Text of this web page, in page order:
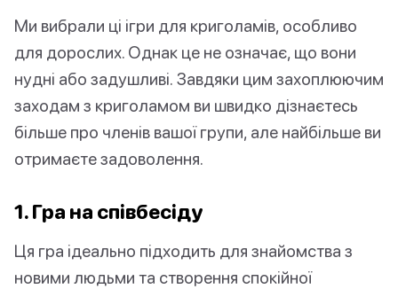
Ми вибрали ці ігри для криголамів, особливо
для дорослих. Однак це не означає, що вони
нудні або задушливі. Завдяки цим захоплюючим
заходам з криголамом ви швидко дізнаєтесь
більше про членів вашої групи, але найбільше ви
отримаєте задоволення.
1. Гра на співбесіду
Ця гра ідеально підходить для знайомства з
новими людьми та створення спокійної